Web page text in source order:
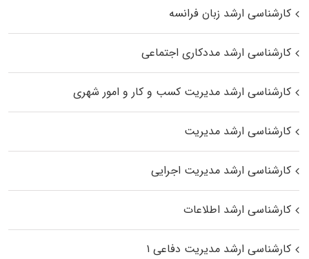
کارشناسی ارشد زبان فرانسه
کارشناسی ارشد مددکاری اجتماعی
کارشناسی ارشد مدیریت کسب و کار و امور شهری
کارشناسی ارشد مدیریت
کارشناسی ارشد مدیریت اجرایی
کارشناسی ارشد اطلاعات
کارشناسی ارشد مدیریت دفاعی ۱